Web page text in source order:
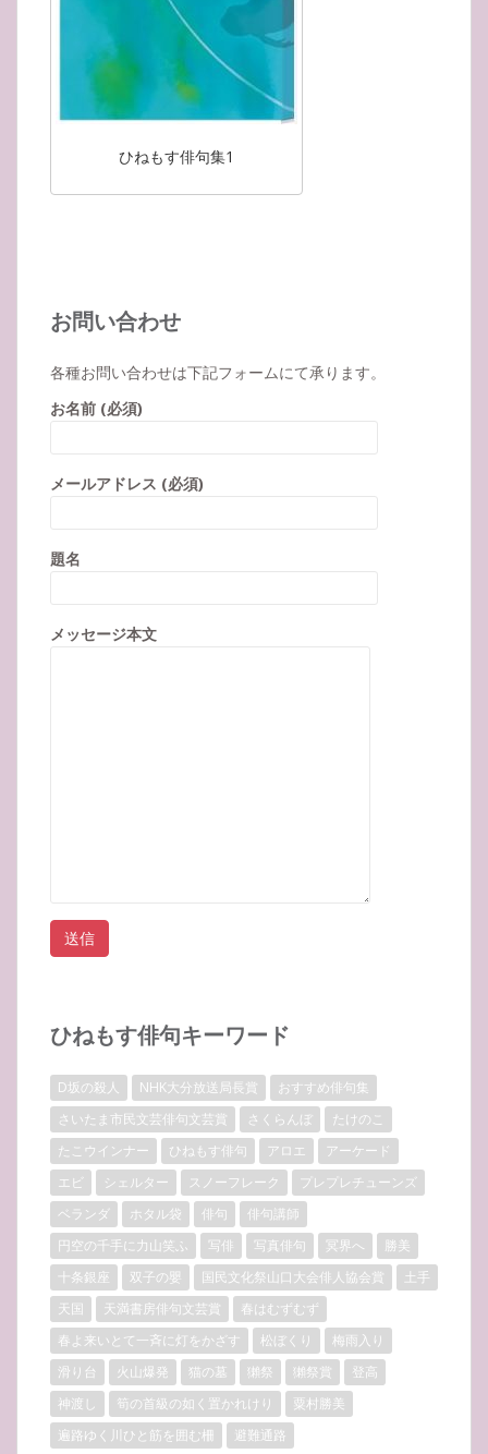
ひねもす俳句集1
お問い合わせ
各種お問い合わせは下記フォームにて承ります。
お名前 (必須)
メールアドレス (必須)
題名
メッセージ本文
ひねもす俳句キーワード
D坂の殺人 NHK大分放送局長賞
おすすめ俳句集
さいたま市民文芸俳句文芸賞
さくらんぼ
たけのこ
たこウインナー
ひねもす俳句 アロエ
アーケード
エビ
シェルター スノーフレーク
プレプレチューンズ
ベランダ
ホタル袋 俳句
俳句講師
円空の千手に力山笑ふ
写俳 写真俳句 冥界へ
勝美
十条銀座
双子の嬰 国民文化祭山口大会俳人協会賞
土手
天国
天満書房俳句文芸賞
春はむずむず
春よ来いとて一斉に灯をかざす
松ぼくり
梅雨入り
滑り台
火山爆発 猫の墓 獺祭 獺祭賞
登高
神渡し
筍の首級の如く置かれけり
粟村勝美
遍路ゆく川ひと筋を囲む柵
避難通路